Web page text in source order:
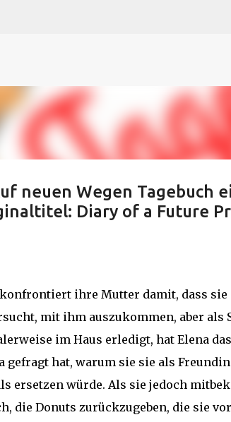
neuen Wegen Tagebuch
Diary of a Future
ihre Mutter damit, dass sie
mit ihm auszukommen, aber als
im Haus erledigt, hat Elena
gefragt hat, warum sie sie als
ersetzen würde. Als sie jedoch
die Donuts zurückzugeben, die sie